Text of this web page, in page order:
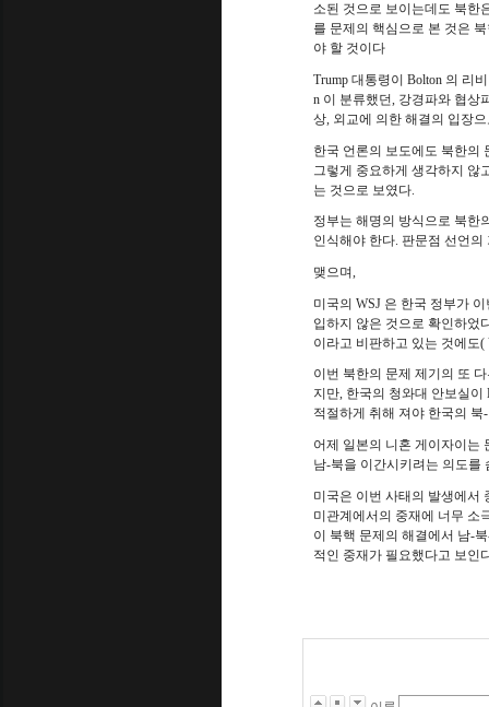
소된 것으로 보이는데도 북한
를 문제의 핵심으로 본 것은
야 할 것이다
Trump 대통령이 Bolton 의 리
n 이 분류했던, 강경파와 협상
상, 외교에 의한 해결의 입장
한국 언론의 보도에도 북한의
그렇게 중요하게 생각하지 않
는 것으로 보였다.
정부는 해명의 방식으로 북한
인식해야 한다. 판문점 선언의
맺으며,
미국의 WSJ 은 한국 정부가 이
입하지 않은 것으로 확인하었
이라고 비판하고 있는 것에도(
이번 북한의 문제 제기의 또
지만, 한국의 청와대 안보실이
적절하게 취해 져야 한국의 북-
어제 일본의 니혼 게이자이는
남-북을 이간시키려는 의도를
미국은 이번 사태의 발생에서
미관계에서의 중재에 너무 소
이 북핵 문제의 해결에서 남-북
적인 중재가 필요했다고 보인